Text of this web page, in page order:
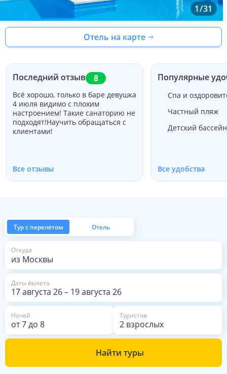
1/31
Отель на карте
Последний отзыв 8
Всё хорошо, только в баре девушка
4 июля видимо с плохим
настроением! Такие санаторию не
подходят!Научить обращаться с
клиентами!
Все отзывы
Популярные
Спа и
Частный пляж
Детский бассейн
Все удобства
Тур с перелётом Отель
Откуда
из Москвы
Даты вылета
17 августа 26– 19 августа 26
Ночей
от7до 8
Туристов
2 взрослых
Найти туры